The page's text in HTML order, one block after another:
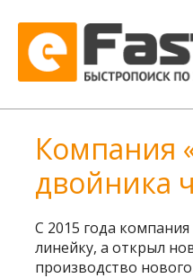
Компания
двойника
С 2015 года
линейку, а открыл
производство